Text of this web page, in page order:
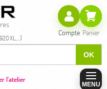
XL,...)
OK
Compte Panier
l'atelier
MENU